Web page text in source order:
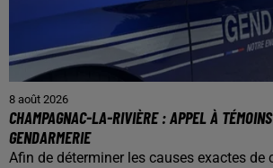
8 août 2026
CHAMPAGNAC-LA-RIVIÈRE : APPEL À
GENDARMERIE
Afin de déterminer les causes exactes de